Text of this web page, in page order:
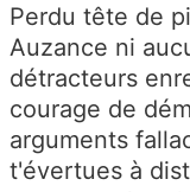
Perdu tête de
Auzance ni
détracteurs
courage de
arguments
t'évertues à